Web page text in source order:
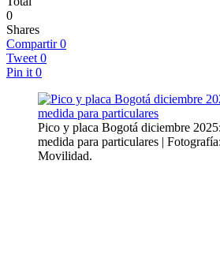
0
Shares
Compartir 0
Tweet 0
Pin it 0
Pico y placa Bogotá diciembre
medida para particulares |
Movilidad.